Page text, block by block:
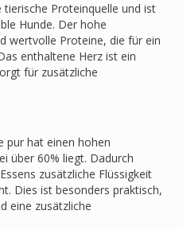
Proteinquelle und ist
Hunde. Der hohe
wertvolle Proteine, die für ein
enthaltene Herz ist ein
für zusätzliche
pur hat einen hohen
über 60% liegt. Dadurch
zusätzliche Flüssigkeit
Dies ist besonders praktisch,
eine zusätzliche